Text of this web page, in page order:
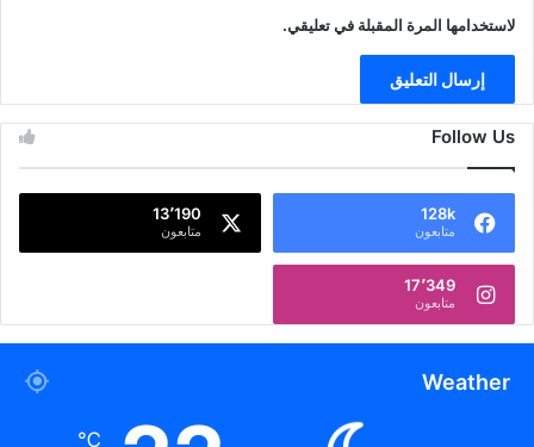
لاستخدامها المرة المقبلة في تعليقي.
Follow Us
128k
متابعون
13٬190
متابعون
17٬349
متابعون
Weather
℃